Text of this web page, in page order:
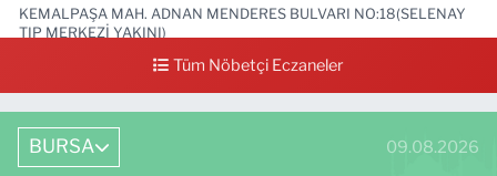
KEMALPAŞA MAH. ADNAN MENDERES BULVARI NO:18(SELENAY
TIP MERKEZİ YAKINI)
0 (224) 711 64 49 Yol Tarifi Al
Tüm Nöbetçi Eczaneler
BURSA 09.08.2026